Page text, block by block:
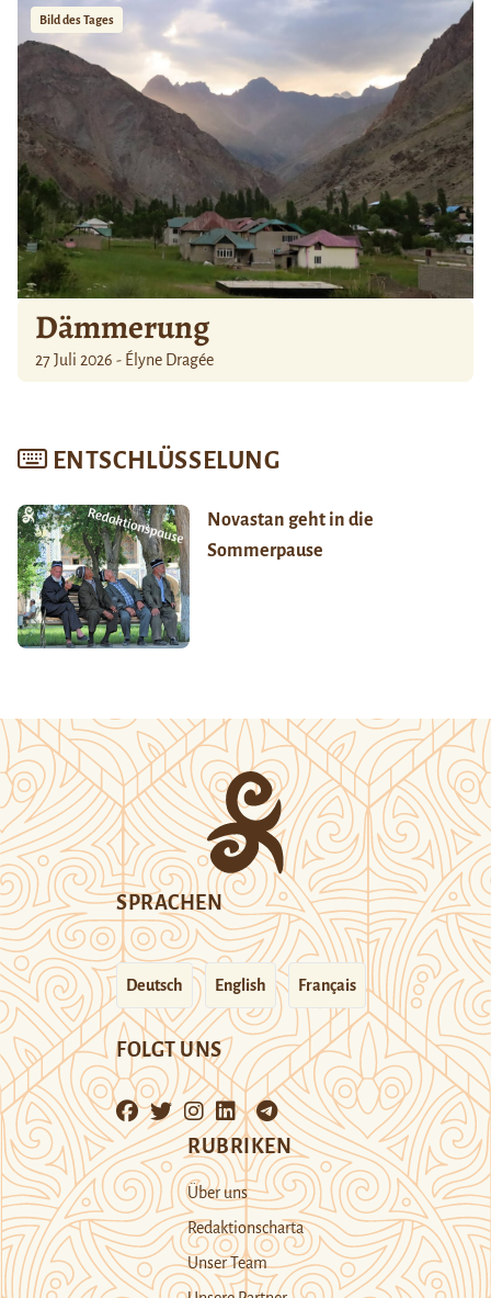
Bild des Tages
Dämmerung
27 Juli 2026 - Élyne Dragée
ENTSCHLÜSSELUNG
Novastan geht in die
Sommerpause
SPRACHEN
Deutsch English Français
FOLGT UNS
RUBRIKEN
Über uns
Redaktionscharta
Unser Team